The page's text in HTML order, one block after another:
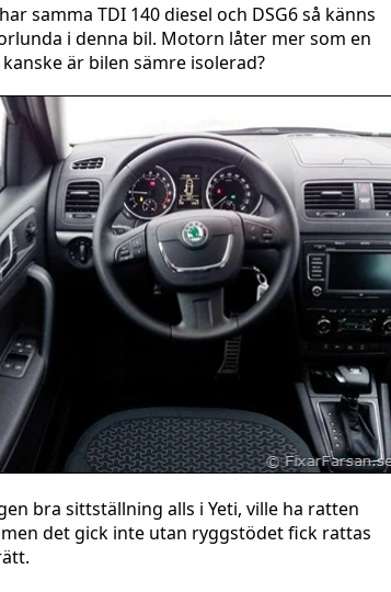
samma TDI 140 diesel och DSG6 så känns
i denna bil. Motorn låter mer som en
är bilen sämre isolerad?
bra sittställning alls i Yeti, ville ha ratten
det gick inte utan ryggstödet fick rattas